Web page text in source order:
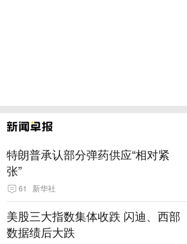
特朗普承认部分弹药供应“相对紧
张”
61 新华社
美股三大指数集体收跌 闪迪、西部
数据绩后大跌